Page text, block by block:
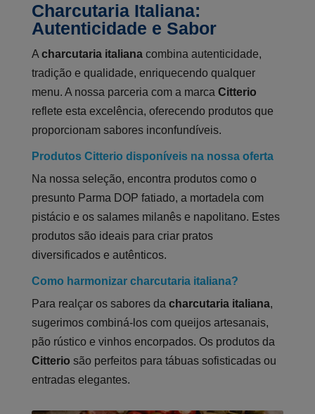
Charcutaria Italiana:
Autenticidade e Sabor
A charcutaria italianacombina autenticidade,
tradição e qualidade, enriquecendo qualquer
menu. A nossa parceria com a marca Citterio
reflete esta excelência, oferecendo produtos que
proporcionam sabores inconfundíveis.
Produtos Citterio disponíveis na nossa oferta
Na nossa seleção, encontra produtos como o
presunto Parma DOP fatiado, a mortadela com
pistácio e os salames milanês e napolitano. Estes
produtos são ideais para criar pratos
diversificados e autênticos.
Como harmonizar charcutaria italiana?
Para realçar os sabores da charcutaria italiana,
sugerimos combiná-los com queijos artesanais,
pão rústico e vinhos encorpados. Os produtos da
Citterio são perfeitos para tábuas sofisticadas ou
entradas elegantes.